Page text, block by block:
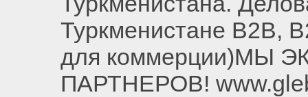
Туркменистане B2B,
для коммерции)МЫ
ПАРТНЕРОВ!